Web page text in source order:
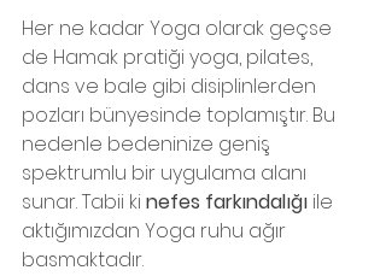
Her ne kadar Yoga olarak geçse
de Hamak pratiği yoga, pilates,
dans ve bale gibi disiplinlerden
pozları bünyesinde toplamıştır. Bu
nedenle bedeninize geniş
spektrumlu bir uygulama alanı
sunar. Tabii ki nefes farkındalığı ile
aktığımızdan Yoga ruhu ağır
basmaktadır.